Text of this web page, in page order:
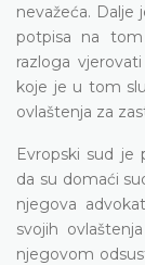
nevažeća. Dalje
potpisa na
razloga
koje je u tom
ovlaštenja za
Evropski sud je
da su domaći
njegova
svojih
njegovom